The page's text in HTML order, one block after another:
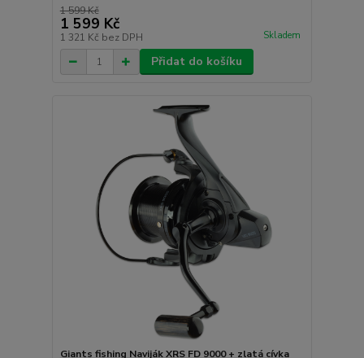
1 599 Kč
1 599 Kč
1 321 Kč bez DPH Skladem
Přidat do košíku
Giants fishing Naviják XRS FD 9000 + zlatá cívka